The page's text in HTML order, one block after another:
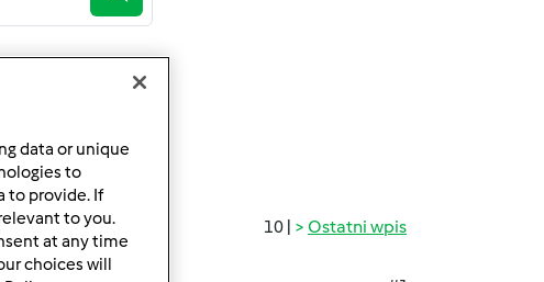
10 | Ostatni wpis
data or unique
to
to provide. If
to you.
at any time
choices will